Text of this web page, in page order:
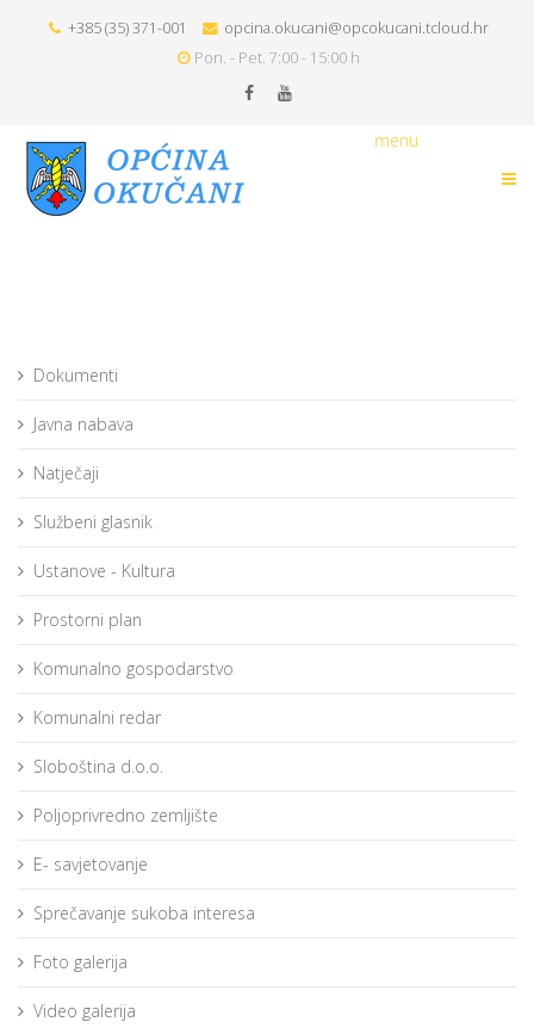
+385 (35) 371-001
opcina.okucani@opcokucani.tcloud.hr
Pon. - Pet. 7:00 - 15:00 h
menu
Dokumenti
Javna nabava
Natječaji
Službeni glasnik
Ustanove - Kultura
Prostorni plan
Komunalno gospodarstvo
Komunalni redar
Sloboština d.o.o.
Poljoprivredno zemljište
E- savjetovanje
Sprečavanje sukoba interesa
Foto galerija
Video galerija